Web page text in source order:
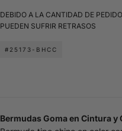
DEBIDO A LA CANTIDAD DE
PUEDEN SUFRIR RETRASOS
#25173-BHCC
Bermudas Goma en Cintura y